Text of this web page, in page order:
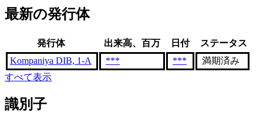
最新の発行体
発行体 出来高、百万 日付
ステータス
Kompaniya DIB, 1-A
*** ***
満期済み
すべて表示
識別子